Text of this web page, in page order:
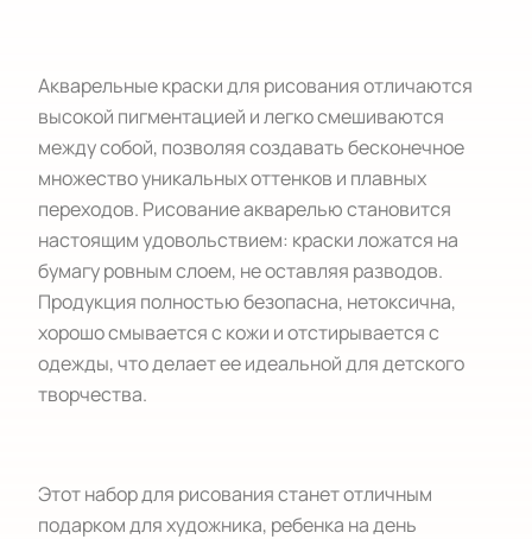
Акварельные краски для рисования отличаются
высокой пигментацией и легко смешиваются
между собой, позволяя создавать бесконечное
множество уникальных оттенков и плавных
переходов. Рисование акварелью становится
настоящим удовольствием: краски ложатся на
бумагу ровным слоем, не оставляя разводов.
Продукция полностью безопасна, нетоксична,
хорошо смывается с кожи и отстирывается с
одежды, что делает ее идеальной для детского
творчества.
Этот набор для рисования станет отличным
подарком для художника, ребенка на день